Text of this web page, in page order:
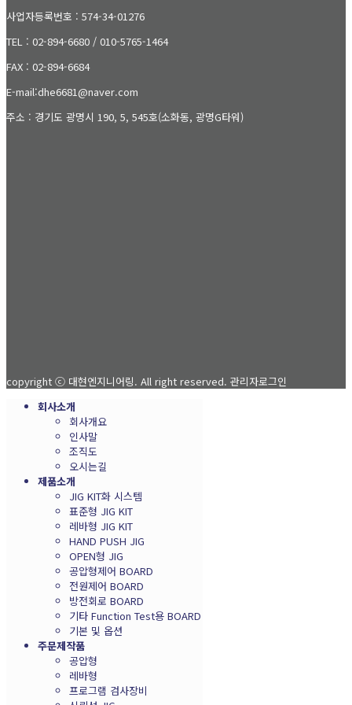
사업자등록번호 : 574-34-01276
TEL : 02-894-6680 / 010-5765-1464
FAX : 02-894-6684
E-mail:dhe6681@naver.com
주소 : 경기도 광명시 190, 5, 545호(소화동, 광명G타워)
copyright ⓒ 대현엔지니어링. All right reserved. 관리자로그인
회사소개
회사개요
인사말
조직도
오시는길
제품소개
JIG KIT화 시스템
표준형 JIG KIT
레바형 JIG KIT
HAND PUSH JIG
OPEN형 JIG
공압형제어 BOARD
전원제어 BOARD
방전회로 BOARD
기타 Function Test용 BOARD
기본 및 옵션
주문제작품
공압형
레바형
프로그램 검사장비